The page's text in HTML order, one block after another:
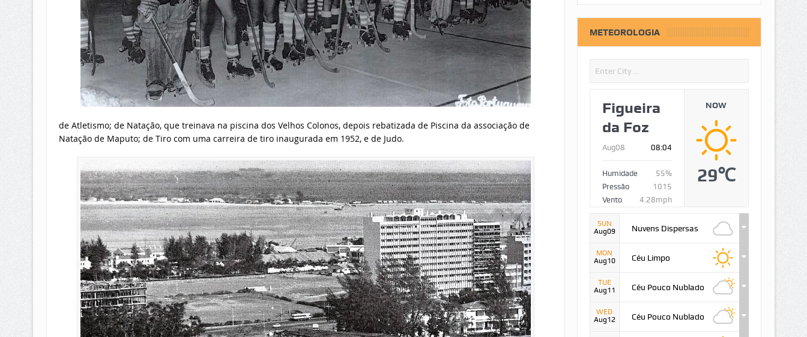
de Atletismo; de Natação, que treinava na piscina dos Velhos Colonos, depois rebatizada de Piscina da associação de
Natação de Maputo; de Tiro com uma carreira de tiro inaugurada em 1952, e de Judo.
METEOROLOGIA
Figueira
da Foz
Aug08 08:04
Humidade
55%
Pressão
1015
Vento
4.28mph
NOW
29℃
SUN
Aug09
Nuvens Dispersas
MON
Aug10
Céu Limpo
TUE
Aug11
Céu Pouco Nublado
WED
Aug12
Céu Pouco Nublado